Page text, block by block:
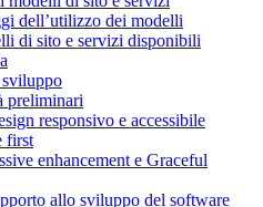
dell’utilizzo dei modelli
di sito e servizi disponibili
preliminari
responsivo e accessibile
first
enhancement e Graceful
allo sviluppo del software